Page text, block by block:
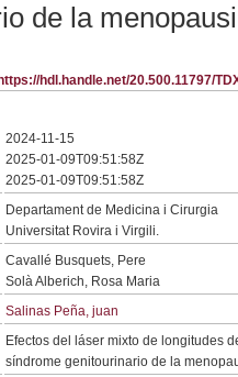
de la
https://hdl.handle.net/20.500.11797/
2024-11-15
2025-01-09T09:51:58Z
2025-01-09T09:51:58Z
Departament de Medicina i Cirurgia
Universitat Rovira i Virgili.
Cavallé Busquets, Pere
Solà Alberich, Rosa Maria
Salinas Peña, juan
Efectos del láser mixto de longitudes
síndrome genitourinario de la